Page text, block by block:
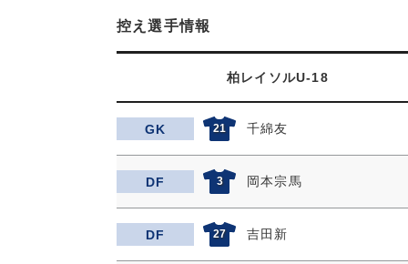
控え選手情報
柏レイソルU-18
GK 21 千綿友
DF 3 岡本宗馬
DF 27 吉田新